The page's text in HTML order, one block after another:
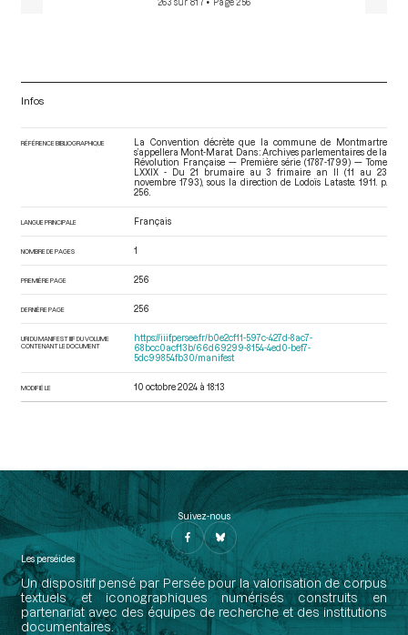
Infos
RÉFÉRENCE BIBLIOGRAPHIQUE
La Convention décrète que la commune de Montmartre
s’appellera Mont-Marat. Dans : Archives parlementaires de la
Révolution Française — Première série (1787-1799) — Tome
LXXIX - Du 21 brumaire au 3 frimaire an II (11 au 23
novembre 1793) , sous la direction de Lodoïs Lataste. 1911. p.
256.
LANGUE PRINCIPALE Français
NOMBRE DE PAGES 1
PREMIÈRE PAGE 256
DERNIÈRE PAGE 256
URI DU MANIFEST IIIF DU VOLUME
CONTENANT LE DOCUMENT
https://iiif.persee.fr/b0e2cf11-597c-427d-8ac7-
68bcc0acf13b/66d69299-8154-4ed0-bef7-
5dc99854fb30/manifest
MODIFIÉ LE 10 octobre 2024 à 18:13
Suivez-nous
Les perséides
Un dispositif pensé par Persée pour la valorisation de corpus
textuels et iconographiques numérisés construits en
partenariat avec des équipes de recherche et des institutions
documentaires.